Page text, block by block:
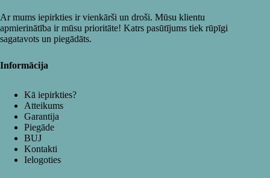
Ar mums iepirkties ir vienkārši un droši. Mūsu klientu
apmierinātība ir mūsu prioritāte! Katrs pasūtījums tiek rūpīgi
sagatavots un piegādāts.
Informācija
Kā iepirkties?
Atteikums
Garantija
Piegāde
BUJ
Kontakti
Ielogoties